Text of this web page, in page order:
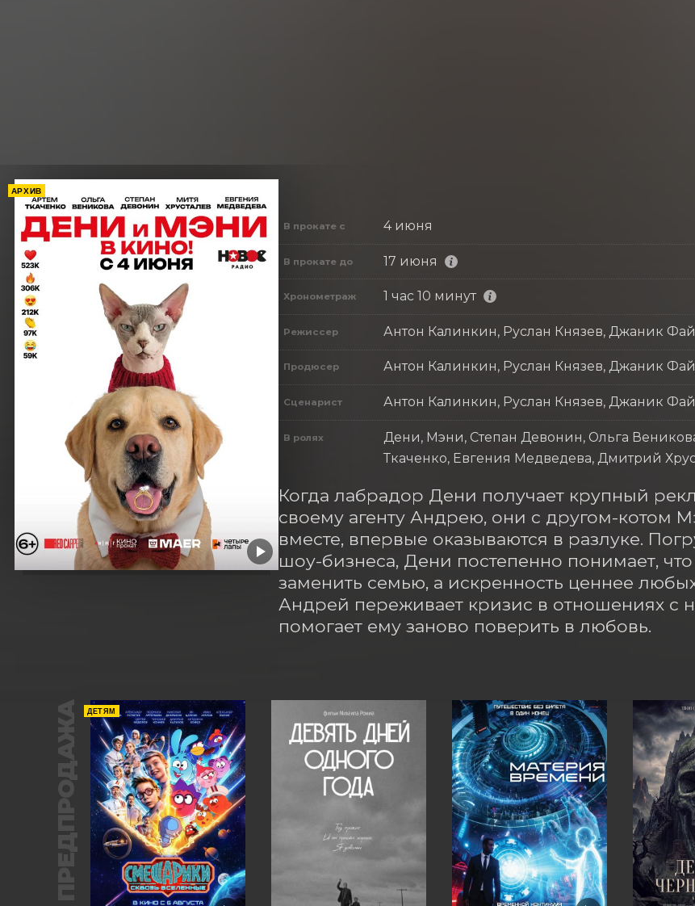
АРХИВ
В прокате с 4 июня
В прокате до 17 июня
Хронометраж 1 час 10 минут
Режиссер Антон Калинкин, Руслан Князев, Джаник
Продюсер Антон Калинкин, Руслан Князев, Джаник
Сценарист Антон Калинкин, Руслан Князев, Джаник
В ролях
Дени, Мэни, Степан Девонин, Ольга
Ткаченко, Евгения Медведева, Дмитрий
Когда лабрадор Дени получает крупный
своему агенту Андрею, они с другом-котом
вместе, впервые оказываются в разлуке.
шоу-бизнеса, Дени постепенно понимает,
заменить семью, а искренность ценнее
Андрей переживает кризис в отношениях с
помогает ему заново поверить в любовь.
ПРЕДПРОДАЖА ДЕТЯМ